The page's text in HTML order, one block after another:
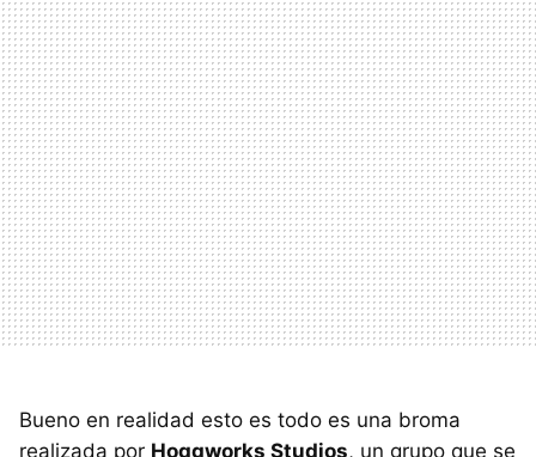
Bueno en realidad esto es todo es una broma
realizada por Hoggworks Studios, un grupo que se